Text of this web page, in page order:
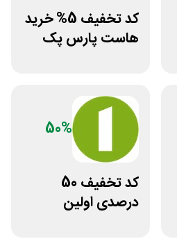
کد تخفیف 5% خرید
هاست پارس پک
50%
کد تخفیف 50
درصدی اولین